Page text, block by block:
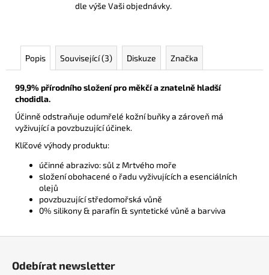
dle výše Vaši objednávky.
Popis Související (3) Diskuze Značka
99,9% přírodního složení pro měkčí a znatelně hladší
chodidla.
Účinně odstraňuje odumřelé kožní buňky a zároveň má
vyživující a povzbuzující účinek.
Klíčové výhody produktu:
účinné abrazivo: sůl z Mrtvého moře
složení obohacené o řadu vyživujících a esenciálních
olejů
povzbuzující středomořská vůně
0% silikony & parafín & syntetické vůně a barviva
Odebírat newsletter